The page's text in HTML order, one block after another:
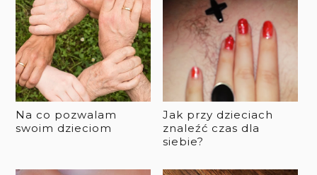
Na co pozwalam
swoim dzieciom
Jak przy dzieciach
znaleźć czas dla
siebie?